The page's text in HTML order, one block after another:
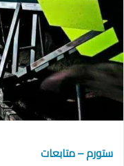
ستورم – متابعات